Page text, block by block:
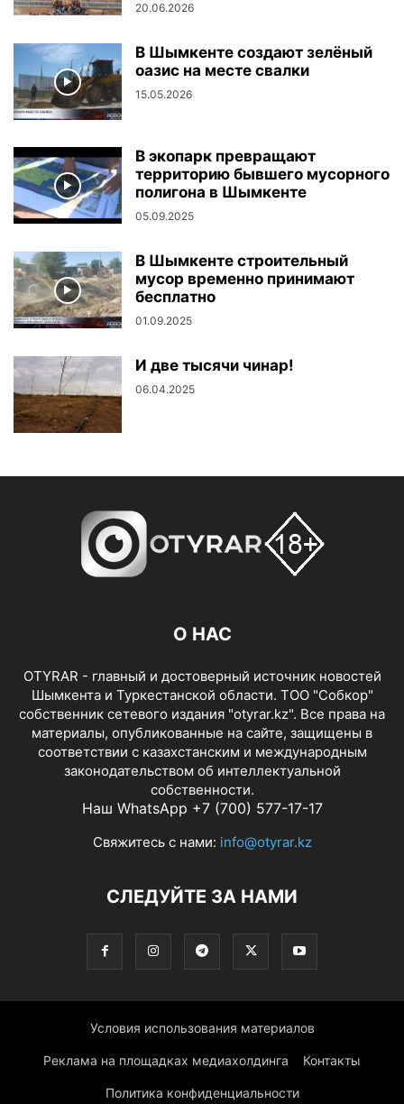
20.06.2026
В Шымкенте создают зелёный
оазис на месте свалки
15.05.2026
В экопарк превращают
территорию бывшего мусорного
полигона в Шымкенте
05.09.2025
В Шымкенте строительный
мусор временно принимают
бесплатно
01.09.2025
И две тысячи чинар!
06.04.2025
О НАС
OTYRAR - главный и достоверный источник новостей
Шымкента и Туркестанской области. ТОО "Собкор"
собственник сетевого издания "otyrar.kz". Все права на
материалы, опубликованные на сайте, защищены в
соответствии с казахстанским и международным
законодательством об интеллектуальной
собственности.
Наш WhatsApp +7 (700) 577-17-17
Свяжитесь с нами: info@otyrar.kz
СЛЕДУЙТЕ ЗА НАМИ
Условия использования материалов
Реклама на площадках медиахолдинга Контакты
Политика конфиденциальности